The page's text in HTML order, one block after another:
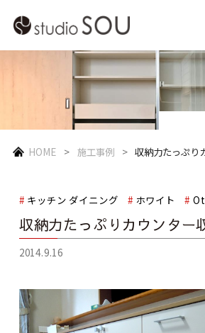
HOME 施工事例 収納力たっぷり
キッチン ダイニング ホワイト
収納力たっぷりカウンター
2014.9.16